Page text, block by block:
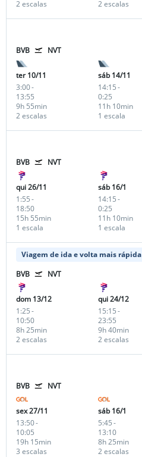
2 escalas 2 escalas
BVB NVT
ter 10/11
3:00-
13:55
2 escalas
9h 55min
sáb 14/11
14:15-
0:25
1 escala
11h 10min
BVB NVT
qui 26/11
1:55-
18:50
1 escala
15h 55min
sáb 16/1
14:15-
0:25
1 escala
11h 10min
Viagem de ida e volta mais rápida
BVB
NVT
dom 13/12
1:25-
10:50
2 escalas
8h 25min
qui 24/12
15:15-
23:55
2 escalas
9h 40min
BVB NVT
sex 27/11
13:50-
10:05
3 escalas
19h 15min
sáb 16/1
5:45-
13:10
2 escalas
8h 25min